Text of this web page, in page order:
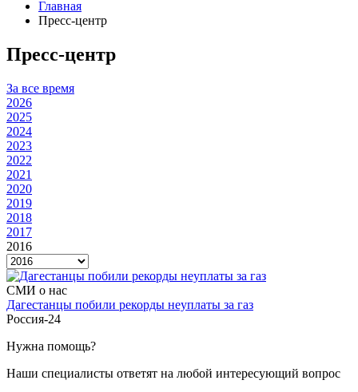
Главная
Пресс-центр
Пресс-центр
За все время
2026
2025
2024
2023
2022
2021
2020
2019
2018
2017
2016
СМИ о нас
Дагестанцы побили рекорды неуплаты за газ
Россия-24
Нужна помощь?
Наши специалисты ответят на любой интересующий вопрос